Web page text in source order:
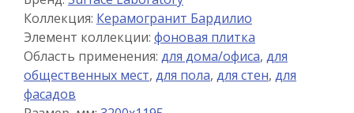
Коллекция: Керамогранит Бардилио
Элемент коллекции: фоновая плитка
Область применения: для дома/офиса, для
общественных мест, для пола, для стен, для
фасадов